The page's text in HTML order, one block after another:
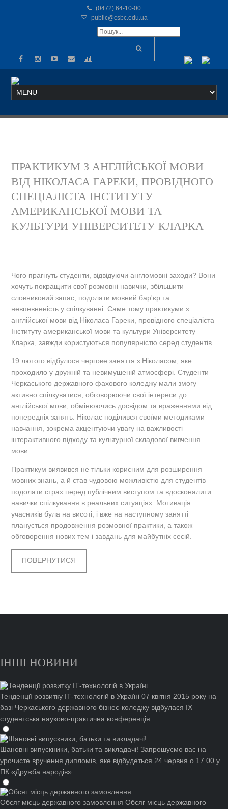
(0472) 64-10-00
public@csbc.edu.ua
ПРАКТИКУМ З АНГЛІЙСЬКОЇ МОВИ
ВІД НІКОЛАСА ГАРЕКИ, ПРОВІДНОГО
СПЕЦІАЛІСТА ІНСТИТУТУ
АМЕРИКАНСЬКОЇ МОВИ ТА
КУЛЬТУРИ УНІВЕРСИТЕТУ КЛАРКА
Чого прагнуть студенти, відвідуючи англомовні заходи? Вони
хочуть покращити свої розмовні навички, збільшити
словниковий запас, подолати мовний бар'єр та
невпевненість у спілкуванні. Саме тому практикуми з
англійської мови від Ніколаса Гареки, провідного спеціаліста
Інституту американської мови та культури Університету
Кларка, завжди користуються популярністю серед студентів.
19 лютого відбулося чергове заняття з Ніколасом, яке
проходило у дружній та невимушеній атмосфері. Студенти
Черкаського державного фахового коледжу мали змогу
активно спілкуватися, обговорюючи свої інтереси до
англійської мови, обмінюючись досвідом та враженнями від
попередніх занять. Ніколас поділився своїми методиками
навчання, зокрема акцентуючи увагу на важливості
інтерактивного підходу та культурної складової вивчення
мови.
Практикум виявився не тільки корисним для розширення
мовних знань, а й став чудовою можливістю для студентів
подолати страх перед публічним виступом та вдосконалити
навички спілкування в реальних ситуаціях. Мотивація
учасників була на висоті, і вже на наступному занятті
планується продовження розмовної практики, а також
обговорення нових тем і завдань для майбутніх сесій.
ПОВЕРНУТИСЯ
ІНШІ НОВИНИ
Тенденції розвитку ІТ-технологій в Україні 07 квітня 2015 року на
базі Черкаського державного бізнес-коледжу відбулася ІХ
студентська науково-практична конференція ...
Шановні випускники, батьки та викладачі! Запрошуємо вас на
урочисте вручення дипломів, яке відбудеться 24 червня о 17.00 у
ПК «Дружба народів». ...
Обсяг місць державного замовлення Обсяг місць державного